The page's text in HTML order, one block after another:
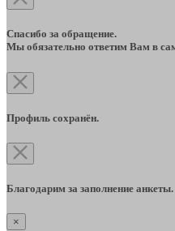
Спасибо за обращение.
Мы обязательно ответим Вам в
Профиль сохранён.
Благодарим за заполнение анкеты.
×